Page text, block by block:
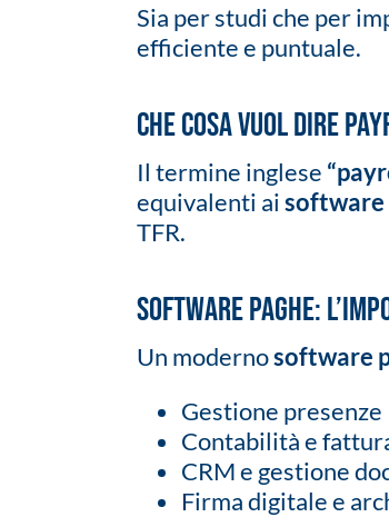
Sia per studi che per
efficiente e puntuale.
Che cosa vuol dire
Il termine inglese
equivalenti aisoftware
TFR.
Software paghe:
Un modernosoftware
Gestione presenze
Contabilità e
CRM e gestione
Firma digitale e